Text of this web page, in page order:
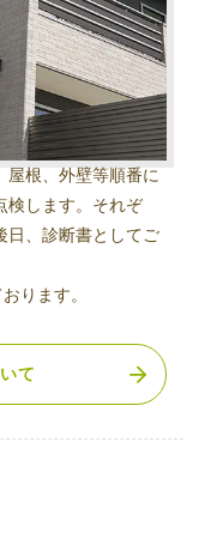
屋根、外壁等順番に
検します。それぞ
日、診断書としてご
ります。
て